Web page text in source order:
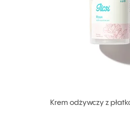
Krem odżywczy z